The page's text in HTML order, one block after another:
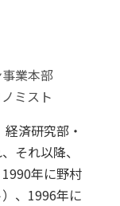
業本部
ミスト
済研究部・
それ以降、
年に野村
、1996年に